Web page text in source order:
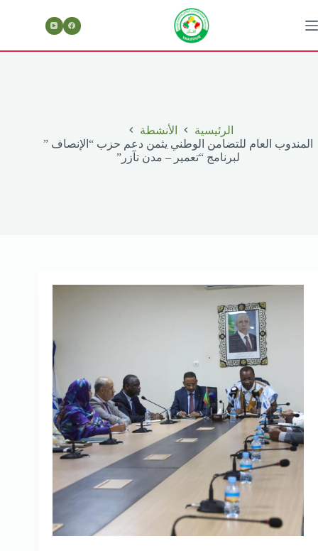
إلى
المحتوى
الرئيسية
الأنشطة
المندوب العام للتضامن الوطني يثمن دعم حزب “الإنصاف ”
لبرنامج “تعمير – مدن تآزر”